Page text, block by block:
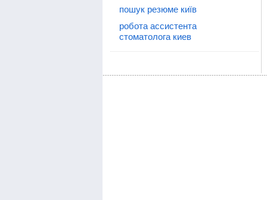
пошук резюме київ
робота ассистента
стоматолога киев